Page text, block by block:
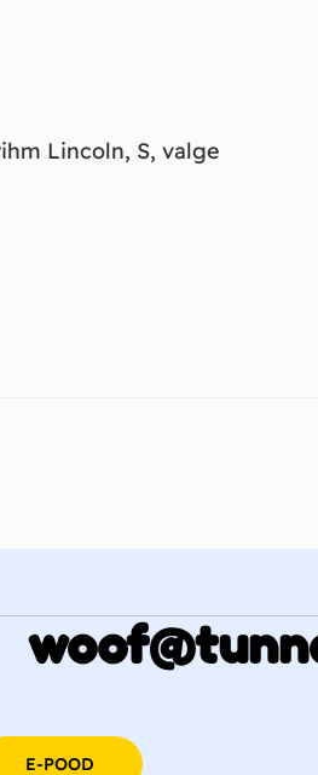
Lincoln, S, valge
E-POOD